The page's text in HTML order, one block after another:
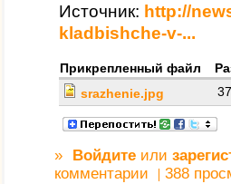
Источник: http://
kladbishche-v-...
Прикрепленный файл
srazhenie.jpg
» Войдите или
комментарии
388